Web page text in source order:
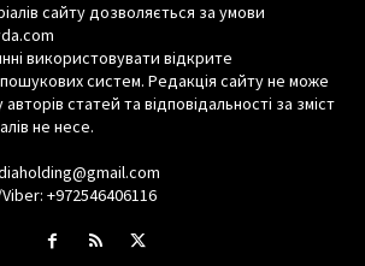
сайту дозволяється за умови
використовувати відкрите
систем. Редакція сайту не може
статей та відповідальності за зміст
не несе.
+972546406116